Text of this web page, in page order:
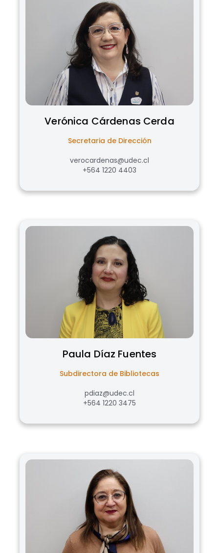
Verónica Cárdenas Cerda
Secretaria de Dirección
verocardenas@udec.cl
+564 1220 4403
Paula Díaz Fuentes
Subdirectora de Bibliotecas
pdiaz@udec.cl
+564 1220 3475